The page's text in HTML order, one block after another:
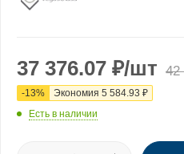
37 376.07 ₽/шт 42
-13% Экономия 5 584.93 ₽
Есть в наличии